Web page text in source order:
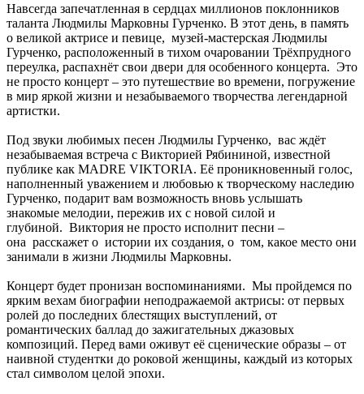
Навсегда запечатленная в сердцах миллионов поклонников
таланта Людмилы Марковны Гурченко. В этот день, в память
о великой актрисе и певице, музей-мастерская Людмилы
Гурченко, расположенный в тихом очаровании Трёхпрудного
переулка, распахнёт свои двери для особенного концерта. Это
не просто концерт – это путешествие во времени, погружение
в мир яркой жизни и незабываемого творчества легендарной
артистки.
Под звуки любимых песен Людмилы Гурченко, вас ждёт
незабываемая встреча с Викторией Рябининой, известной
публике как MADRE VIKTORIA. Её проникновенный голос,
наполненный уважением и любовью к творческому наследию
Гурченко, подарит вам возможность вновь услышать
знакомые мелодии, пережив их с новой силой и
глубиной. Виктория не просто исполнит песни –
она расскажет о истории их создания, о том, какое место они
занимали в жизни Людмилы Марковны.
Концерт будет пронизан воспоминаниями. Мы пройдемся по
ярким вехам биографии неподражаемой актрисы: от первых
ролей до последних блестящих выступлений, от
романтических баллад до зажигательных джазовых
композиций. Перед вами оживут её сценические образы – от
наивной студентки до роковой женщины, каждый из которых
стал символом целой эпохи.